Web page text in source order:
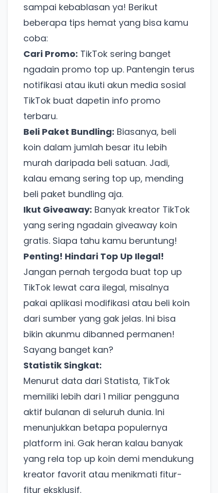
sampai kebablasan ya! Berikut
beberapa tips hemat yang bisa kamu
coba:
Cari Promo: TikTok sering banget
ngadain promo top up. Pantengin terus
notifikasi atau ikuti akun media sosial
TikTok buat dapetin info promo
terbaru.
Beli Paket Bundling: Biasanya, beli
koin dalam jumlah besar itu lebih
murah daripada beli satuan. Jadi,
kalau emang sering top up, mending
beli paket bundling aja.
Ikut Giveaway: Banyak kreator TikTok
yang sering ngadain giveaway koin
gratis. Siapa tahu kamu beruntung!
Penting! Hindari Top Up Ilegal!
Jangan pernah tergoda buat top up
TikTok lewat cara ilegal, misalnya
pakai aplikasi modifikasi atau beli koin
dari sumber yang gak jelas. Ini bisa
bikin akunmu dibanned permanen!
Sayang banget kan?
Statistik Singkat:
Menurut data dari Statista, TikTok
memiliki lebih dari 1 miliar pengguna
aktif bulanan di seluruh dunia. Ini
menunjukkan betapa populernya
platform ini. Gak heran kalau banyak
yang rela top up koin demi mendukung
kreator favorit atau menikmati fitur-
fitur eksklusif.